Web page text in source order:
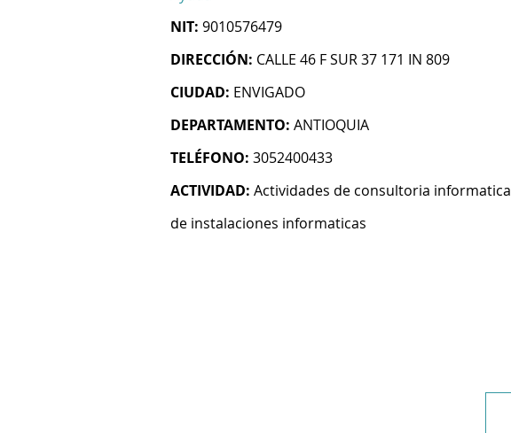
NIT: 9010576479
DIRECCIÓN: CALLE 46 F SUR 37 171 IN 809
CIUDAD: ENVIGADO
DEPARTAMENTO: ANTIOQUIA
TELÉFONO: 3052400433
ACTIVIDAD: Actividades de consultoria
de instalaciones informaticas